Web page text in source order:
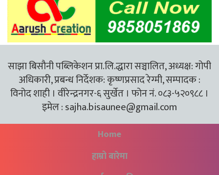
साझा बिसौनी पब्लिकेशन प्रा.लि.द्धारा सञ्चालित, अध्यक्ष: गोपी
अधिकारी, प्रबन्ध निर्देशक: कृष्णप्रसाद रेग्मी, सम्पादक :
विनोद शाही । वीरेन्द्रनगर-६ सुर्खेत । फोन नं. ०८३-५२०९८८ ।
इमेल :sajha.bisaunee@gmail.com
Home
हाम्रो बारेमा